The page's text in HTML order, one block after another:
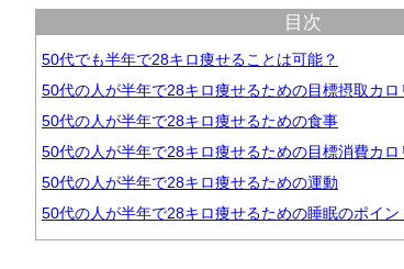
目次
50代でも半年で28キロ痩せることは可能？
50代の人が半年で28キロ痩せるための目標摂取カロ
50代の人が半年で28キロ痩せるための食事
50代の人が半年で28キロ痩せるための目標消費カロ
50代の人が半年で28キロ痩せるための運動
50代の人が半年で28キロ痩せるための睡眠のポイン